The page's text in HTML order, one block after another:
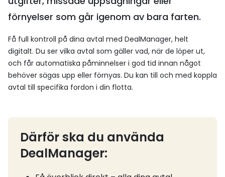
förnyelser som går igenom av bara farten.
Få full kontroll på dina avtal med DealManager, helt
digitalt. Du ser vilka avtal som gäller vad, när de löper ut,
och får automatiska påminnelser i god tid innan något
behöver sägas upp eller förnyas. Du kan till och med koppla
avtal till specifika fordon i din flotta.
Därför ska du använda
DealManager: